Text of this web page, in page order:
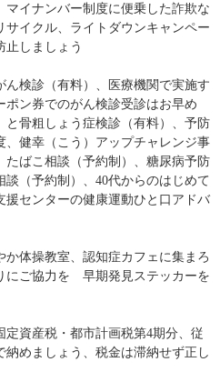
マイナンバー制度に便乗した詐欺な
サイクル、ライトダウンキャンペー
止しましょう
ん検診（有料）、医療機関で実施す
ポン券でのがん検診受診はお早め
と骨粗しょう症検診（有料）、予防
、健幸（こう）アップチャレンジ事
たばこ相談（予約制）、糖尿病予防
（予約制）、40代からのはじめて
援センターの健康運動ひと口アドバ
か体操教室、認知症カフェに集まろ
にご協力を 早期発見ステッカーを
資産税・都市計画税第4期分、従
めましょう、税金は滞納せず正し